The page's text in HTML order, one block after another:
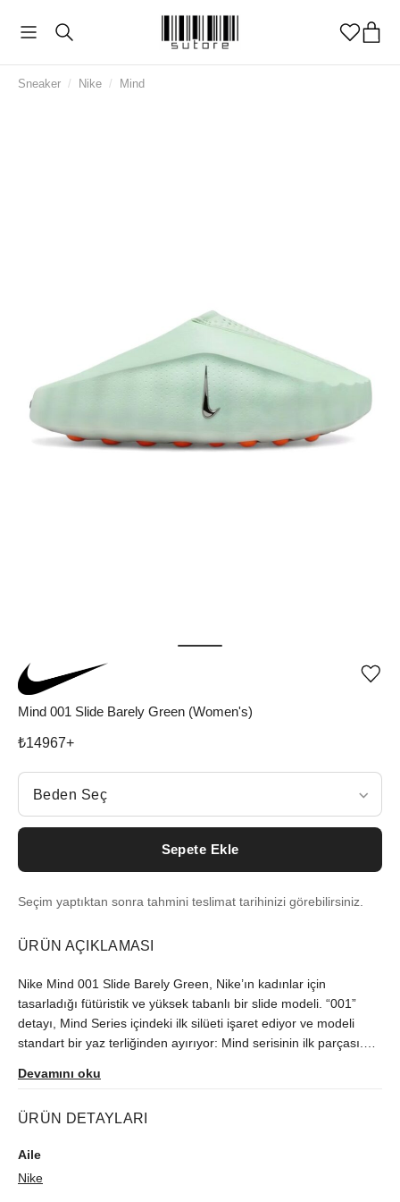
Sneaker / Nike / Mind
Mind 001 Slide Barely Green (Women's)
₺14967+
Beden Seç
Beden Seç
Sepete Ekle
Seçim yaptıktan sonra tahmini teslimat tarihinizi görebilirsiniz.
ÜRÜN AÇIKLAMASI
Nike Mind 001 Slide Barely Green, Nike’ın kadınlar için
tasarladığı fütüristik ve yüksek tabanlı bir slide modeli. “001”
detayı, Mind Series içindeki ilk silüeti işaret ediyor ve modeli
standart bir yaz terliğinden ayırıyor: Mind serisinin ilk parçası.
geldiği bu Nike Barely Green Chrome Slide yorumu, yüksek
yalnızca renk değil, duruş. Kalın taban mimarisi açık silüetle
belirgin şekilde ayrılıyor. Nike, malzeme bileşimi, dış taban
yapısı ve resmi kalıp notlarını henüz paylaşmış değil. Nike Mind
Devamını oku
ÜRÜN DETAYLARI
Aile
Nike